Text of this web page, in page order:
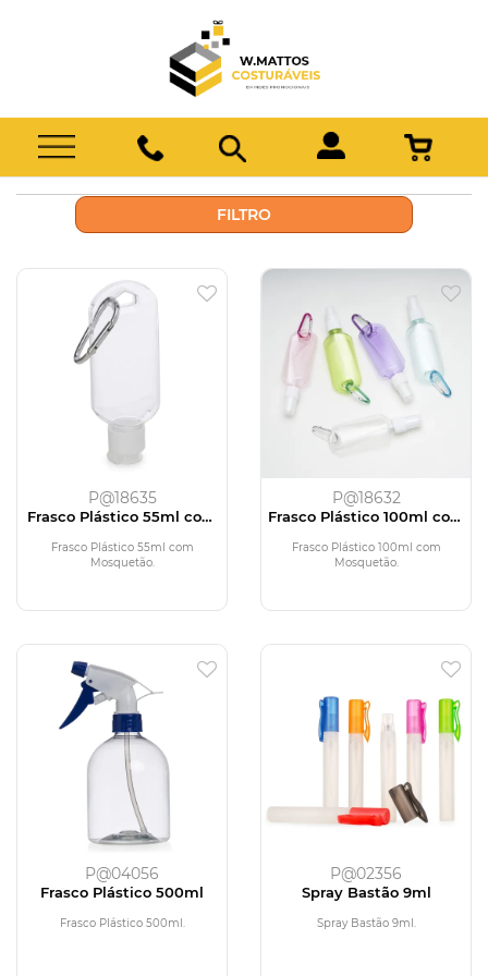
FILTRO
P@18635
Frasco Plástico 55ml com
Frasco Plástico 55ml com
Mosquetão.
P@18632
Frasco Plástico 100ml com
Frasco Plástico 100ml com
Mosquetão.
P@04056
Frasco Plástico 500ml
Frasco Plástico 500ml.
P@02356
Spray Bastão 9ml
Spray Bastão 9ml.